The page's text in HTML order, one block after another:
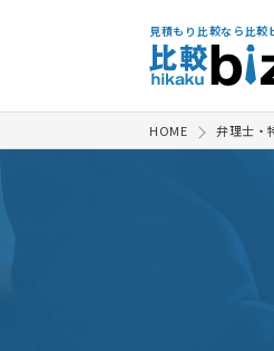
見積もり比較なら比較
HOME 弁理士・